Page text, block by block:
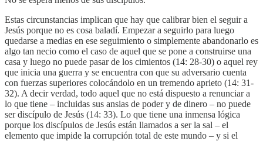
Estas circunstancias implican que hay que calibrar bien el seguir a
Jesús porque no es cosa baladí. Empezar a seguirlo para luego
quedarse a medias en ese seguimiento o simplemente abandonarlo es
algo tan necio como el caso de aquel que se pone a construirse una
casa y luego no puede pasar de los cimientos (14: 28-30) o aquel rey
que inicia una guerra y se encuentra con que su adversario cuenta
con fuerzas superiores colocándolo en un tremendo aprieto (14: 31-
32). A decir verdad, todo aquel que no está dispuesto a renunciar a
lo que tiene – incluidas sus ansias de poder y de dinero – no puede
ser discípulo de Jesús (14: 33). Lo que tiene una inmensa lógica
porque los discípulos de Jesús están llamados a ser la sal – el
elemento que impide la corrupción total de este mundo – y si el